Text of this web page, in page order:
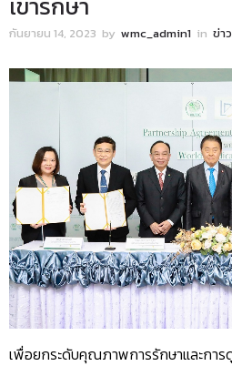
กันยายน 14, 2023 by wmc_admin1 in ข่า
เพื่อยกระดับคุณภาพการรักษาและกา